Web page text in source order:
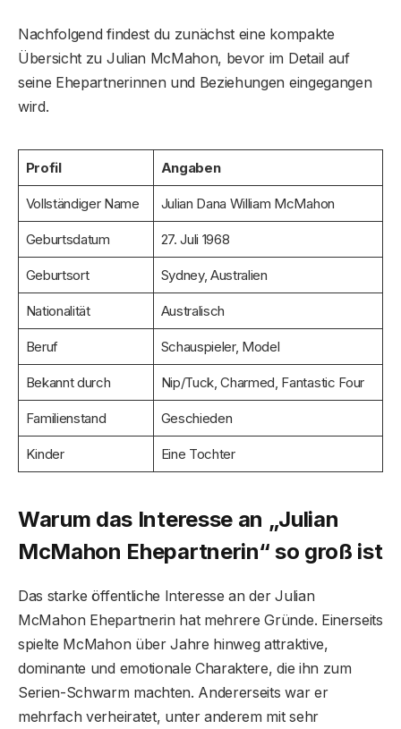
Nachfolgend findest du zunächst eine kompakte
Übersicht zu Julian McMahon, bevor im Detail auf
seine Ehepartnerinnen und Beziehungen eingegangen
wird.
Profil Angaben
Vollständiger Name Julian Dana William McMahon
Geburtsdatum 27. Juli 1968
Geburtsort Sydney, Australien
Nationalität Australisch
Beruf Schauspieler, Model
Bekannt durch Nip/Tuck, Charmed, Fantastic Four
Familienstand Geschieden
Kinder Eine Tochter
Warum das Interesse an „Julian
McMahon Ehepartnerin“ so groß ist
Das starke öffentliche Interesse an der Julian
McMahon Ehepartnerin hat mehrere Gründe. Einerseits
spielte McMahon über Jahre hinweg attraktive,
dominante und emotionale Charaktere, die ihn zum
Serien-Schwarm machten. Andererseits war er
mehrfach verheiratet, unter anderem mit sehr